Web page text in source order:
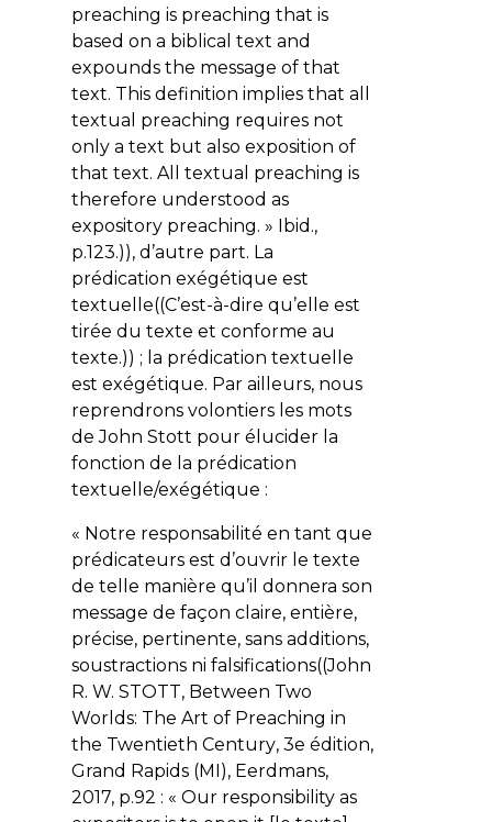
preaching is preaching that is
based on a biblical text and
expounds the message of that
text. This definition implies that all
textual preaching requires not
only a text but also exposition of
that text. All textual preaching is
therefore understood as
expository preaching. » Ibid .,
p.123.)), d’autre part. La
prédication exégétique est
textuelle((C’est-à-dire qu’elle est
tirée du texte et conforme au
texte.)) ; la prédication textuelle
est exégétique. Par ailleurs, nous
reprendrons volontiers les mots
de John Stott pour élucider la
fonction de la prédication
textuelle/exégétique :
« Notre responsabilité en tant que
prédicateurs est d’ouvrir le texte
de telle manière qu’il donnera son
message de façon claire, entière,
précise, pertinente, sans additions,
soustractions ni falsifications((John
R. W. STOTT, Between Two
Worlds: The Art of Preaching in
the Twentieth Century, 3e édition,
Grand Rapids (MI), Eerdmans,
2017, p.92 : « Our responsibility as